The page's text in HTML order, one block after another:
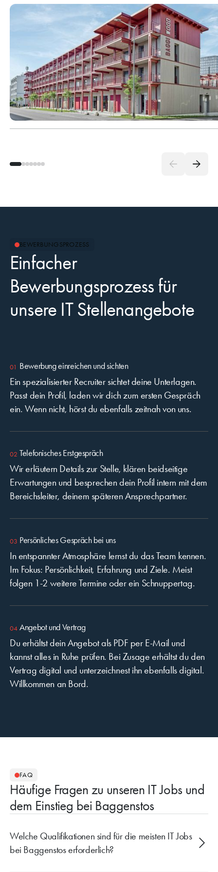
BEWERBUNGSPROZESS
Einfacher
Bewerbungsprozess für
unsere IT Stellenangebote
Bewerbung einreichen und sichten
Ein spezialisierter Recruiter sichtet deine Unterlagen.
Passt dein Profil, laden wir dich zum ersten Gespräch
ein. Wenn nicht, hörst du ebenfalls zeitnah von uns.
Telefonisches Erstgespräch
Wir erläutern Details zur Stelle, klären beidseitige
Erwartungen und besprechen dein Profil intern mit dem
Bereichsleiter, deinem späteren Ansprechpartner.
Persönliches Gespräch bei uns
In entspannter Atmosphäre lernst du das Team kennen.
Im Fokus: Persönlichkeit, Erfahrung und Ziele. Meist
folgen 1-2 weitere Termine oder ein Schnuppertag.
Angebot und Vertrag
Du erhältst dein Angebot als PDF per E-Mail und
kannst alles in Ruhe prüfen. Bei Zusage erhältst du den
Vertrag digital und unterzeichnest ihn ebenfalls digital.
Willkommen an Bord.
FAQ
Häufige Fragen zu unseren IT Jobs und
dem Einstieg bei Baggenstos
Welche Qualifikationen sind für die meisten IT Jobs
bei Baggenstos erforderlich?